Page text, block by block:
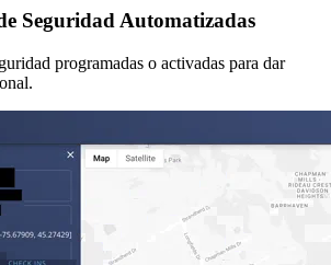
Seguridad Automatizadas
programadas o activadas para dar